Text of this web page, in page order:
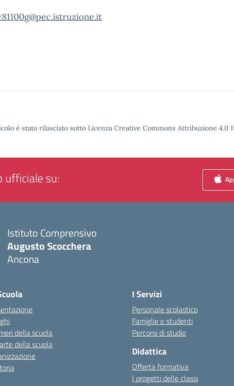
è stato rilasciato sotto Licenza Creative Commons Attribuzione 4.0
ufficiale su:
Istituto Comprensivo
Augusto Scocchera
Ancona
della scuola
della scuola
I Servizi
Personale scolastico
Famiglie e studenti
Percorsi di studio
Didattica
Offerta formativa
I progetti delle classi